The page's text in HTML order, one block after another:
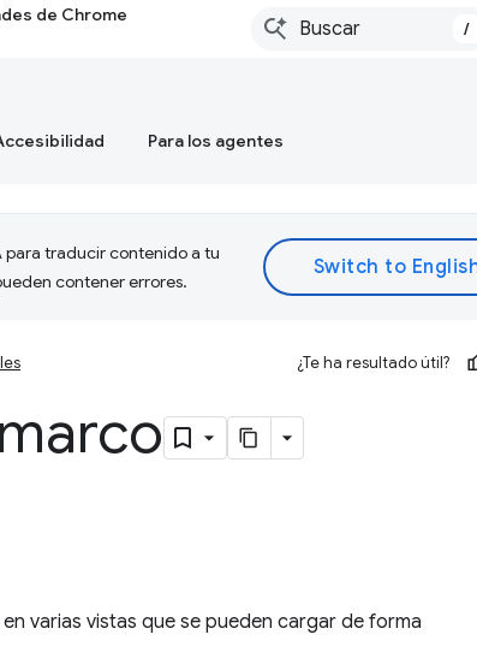
de Chrome
/
Para los agentes
traducir contenido a tu
contener errores.
¿Te ha resultado útil?
varias vistas que se pueden cargar de forma